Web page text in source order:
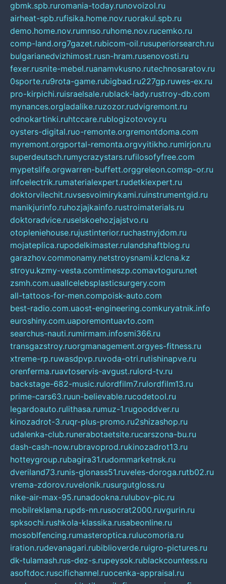
gbmk.spb.ruromania-today.runovoizol.ru
airheat-spb.rufisika.home.nov.ruorakul.spb.ru
demo.home.nov.rumnso.ruhome.nov.rucemko.ru
comp-land.org7gazet.rubicom-oil.rusuperiorsearch.ru
bulgarianedvizhimost.rusn-hram.rusenovosti.ru
fexer.rusnite-mebel.ruanamvkusno.rutechnosaratov.ru
0sporte.ru9rota-game.rubigbad.ru227gp.ruwes-ex.ru
pro-kirpichi.ruisraelsale.rublack-lady.rustroy-db.com
mynances.orgladalike.ruzozor.rudvigremont.ru
odnokartinki.ruhtccare.rublogizotovoy.ru
oysters-digital.ruo-remonte.orgremontdoma.com
myremont.orgportal-remonta.orgvyitikho.rumirjon.ru
superdeutsch.rumycrazystars.rufilosofyfree.com
mypetslife.orgwarren-buffett.orggreleon.comsp-or.ru
infoelectrik.rumaterialexpert.rudetkiexpert.ru
doktorvilechit.ruvsesvoimirykami.ruinstrumentgid.ru
manikjurinfo.ruhozjajkainfo.rustroimaterials.ru
doktoradvice.ruselskoehozjajstvo.ru
otopleniehouse.rujustinterior.ruchastnyjdom.ru
mojateplica.rupodelkimaster.rulandshaftblog.ru
garazhov.commonamy.netstroysnami.kzlcna.kz
stroyu.kzmy-vesta.comtimeszp.comavtoguru.net
zsmh.com.uaallcelebsplasticsurgery.com
all-tattoos-for-men.compoisk-auto.com
best-radio.com.uaost-engineering.comkuryatnik.info
euroshiny.com.uaporemontuavto.com
searchus-nauti.rumirmam.infosmi366.ru
transgazstroy.ruorgmanagement.orgyes-fitness.ru
xtreme-rp.ruwasdpvp.ruvoda-otri.rutishinapve.ru
orenferma.ruavtoservis-avgust.rulord-tv.ru
backstage-682-music.rulordfilm7.rulordfilm13.ru
prime-cars63.ruun-believable.rucodetool.ru
legardoauto.rulithasa.rumuz-1.rugooddver.ru
kinozadrot-3.ruqr-plus-promo.ru2shizashop.ru
udalenka-club.runerabotaetsite.rucarszona-bu.ru
dash-cash-now.rubravoprod.rukinozadrot13.ru
hotteygroup.rubagira31.rudommarketnsk.ru
dveriland73.runis-glonass51.ruveles-doroga.rutb02.ru
vrema-zdorov.ruvelonik.rusurgutgloss.ru
nike-air-max-95.runadookna.rulubov-pic.ru
mobilreklama.rupds-nn.rusocrat2000.ruvgurin.ru
spksochi.rushkola-klassika.rusabeonline.ru
mosoblfencing.rumasteroptica.rulucomoria.ru
iration.rudevanagari.rubiblioverde.ruigro-pictures.ru
dk-tulamash.rus-dez-s.rupeysok.rublackcountess.ru
asoftdoc.ruscifichannel.ruocenka-appraisal.ru